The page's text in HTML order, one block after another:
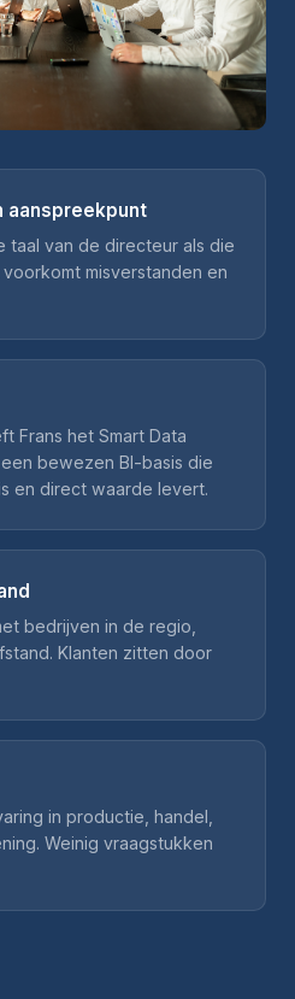
aanspreekpunt
taal van de directeur als die
misverstanden en
Frans het Smart Data
bewezen BI-basis die
en direct waarde levert.
bedrijven in de regio,
Klanten zitten door
in productie, handel,
Weinig vraagstukken